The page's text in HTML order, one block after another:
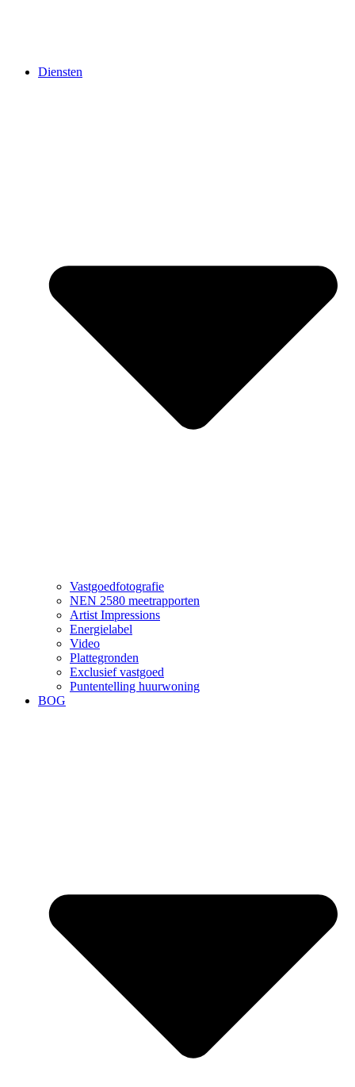
Diensten
Vastgoedfotografie
NEN 2580 meetrapporten
Artist Impressions
Energielabel
Video
Plattegronden
Exclusief vastgoed
Puntentelling huurwoning
BOG